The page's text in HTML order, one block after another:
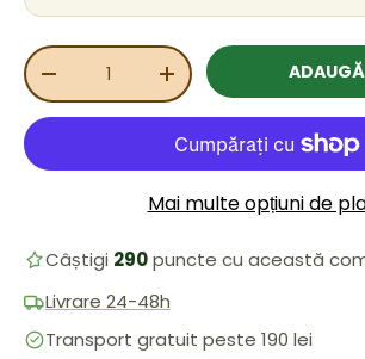
Cant.
REDUCEȚI CANTITATEAMĂRIȚI CANTITATEA
Mai multe opțiuni de
Câștigi 290puncte cu această
Livrare 24-48h
Transport gratuit peste 190 lei